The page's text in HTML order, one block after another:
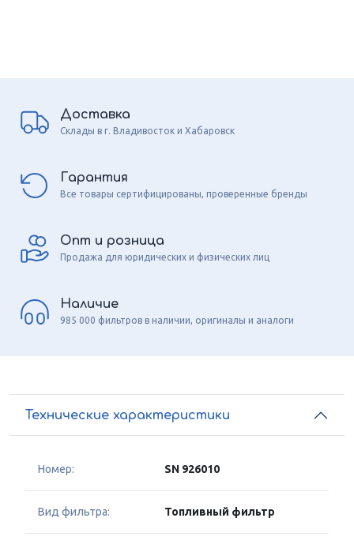
Доставка
Склады в г. Владивосток и Хабаровск
Гарантия
Все товары сертифицированы, проверенные бренды
Опт и розница
Продажа для юридических и физических лиц
Наличие
985 000 фильтров в наличии, оригиналы и аналоги
Технические характеристики
Номер: SN 926010
Вид фильтра: Топливный фильтр